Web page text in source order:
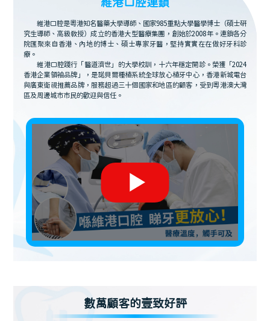
維港口腔連鎖
維港口腔是粵港知名醫藥大學導師、國家985重點大學醫學博士（碩士研
究生導師、高級教授）成立的香港大型醫療集團，創始於2008年。連鎖各分
院匯聚來自香港、內地的博士、碩士專家牙醫，堅持實實在在做好牙科診
療。
維港口腔踐行「醫道濟世」的大學校訓，十六年穩定開診。榮獲「2024
香港企業領袖品牌」，是諾貝爾種植系統全球放心植牙中心，香港新城電台
與廣東衛視推薦品牌，服務超過三十個國家和地區的顧客，受到粵港澳大灣
區及周邊城市市民的歡迎與信任。
數萬顧客的壹致好評